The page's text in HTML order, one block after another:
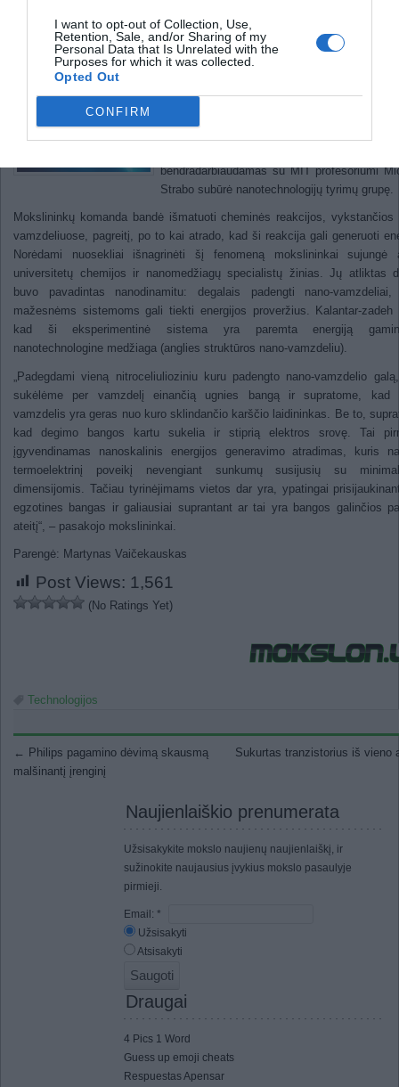
I want to opt-out of Collection, Use,
Retention, Sale, and/or Sharing of my
Personal Data that Is Unrelated with the
Purposes for which it was collected.
Opted Out
CONFIRM
Masačiusetso technologijos instituto (MIT) ir
universiteto tyrėjai energijos kaupimo ir
gaminama energija, priklausomai nuo
bendradarbiaudamas su MIT profesoriumi
Strabo subūrė nanotechnologijų tyrimų grupę.
Mokslininkų komanda bandė išmatuoti cheminės reakcijos, vykstančios
vamzdeliuose, pagreitį, po to kai atrado, kad ši reakcija gali generuoti
Norėdami nuosekliai išnagrinėti šį fenomeną mokslininkai sujungė
universitetų chemijos ir nanomedžiagų specialistų žinias. Jų atliktas
buvo pavadintas nanodinamitu: degalais padengti nano-vamzdeliai,
mažesnėms sistemoms gali tiekti energijos proveržius. Kalantar-zadeh
kad ši eksperimentinė sistema yra paremta energiją
nanotechnologine medžiaga (anglies struktūros nano-vamzdeliu).
„Padegdami vieną nitroceliulioziniu kuru padengto nano-vamzdelio
sukėlėme per vamzdelį einančią ugnies bangą ir supratome, kad
vamzdelis yra geras nuo kuro sklindančio karščio laidininkas. Be to,
kad degimo bangos kartu sukelia ir stiprią elektros srovę. Tai
įgyvendinamas nanoskalinis energijos generavimo atradimas, kuris
termoelektrinį poveikį nevengiant sunkumų susijusių su
dimensijomis. Tačiau tyrinėjimams vietos dar yra, ypatingai
egzotines bangas ir galiausiai suprantant ar tai yra bangos galinčios
ateitį“, – pasakojo mokslininkai.
Parengė: Martynas Vaičekauskas
Post Views: 1,561
(No Ratings Yet)
Technologijos
Post navigation
← Philips pagamino dėvimą skausmą
malšinantį įrenginį
Sukurtas tranzistorius iš vieno
Naujienlaiškio prenumerata
Užsisakykite mokslo naujienų naujienlaiškį, ir
sužinokite naujausius įvykius mokslo pasaulyje
pirmieji.
Email: *
Užsisakyti
Atsisakyti
Draugai
4 Pics 1 Word
Guess up emoji cheats
Respuestas Apensar